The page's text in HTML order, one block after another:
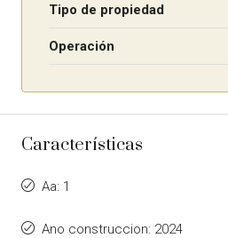
Tipo de propiedad
Operación
Características
Aa: 1
Ano construccion: 2024